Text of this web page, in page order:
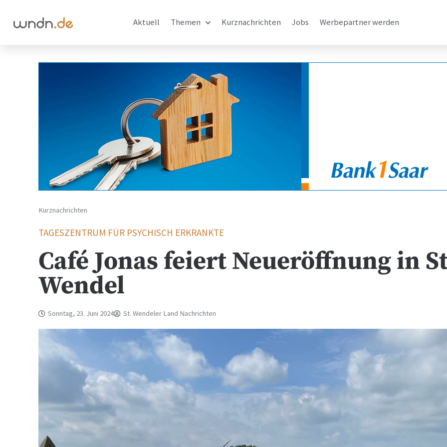
Aktuell Themen Kurznachrichten Jobs Werbepartner werden
Kurznachrichten
TAGESZENTRUM FÜR PSYCHISCH ERKRANKTE
Café Jonas feiert Neueröffnung in
Wendel
Sonntag, 23. Juni 2024 St. Wendeler Land Nachrichten